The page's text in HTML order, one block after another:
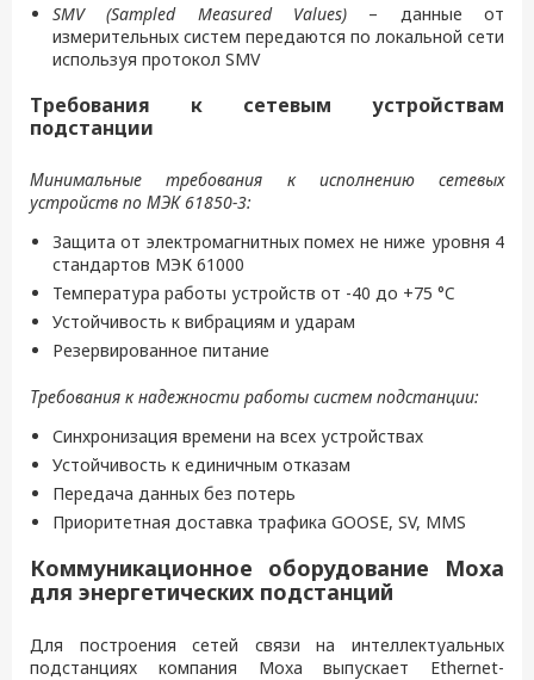
SMV (Sampled Measured Values) – данные от
измерительных систем передаются по локальной сети
используя протокол SMV
Требования к сетевым устройствам
подстанции
Минимальные требования к исполнению сетевых
устройств по МЭК 61850-3:
Защита от электромагнитных помех не ниже уровня 4
стандартов МЭК 61000
Температура работы устройств от -40 до +75 °C
Устойчивость к вибрациям и ударам
Резервированное питание
Требования к надежности работы систем подстанции:
Синхронизация времени на всех устройствах
Устойчивость к единичным отказам
Передача данных без потерь
Приоритетная доставка трафика GOOSE, SV, MMS
Коммуникационное оборудование Moxa
для энергетических подстанций
Для построения сетей связи на интеллектуальных
подстанциях компания Moxa выпускает Ethernet-